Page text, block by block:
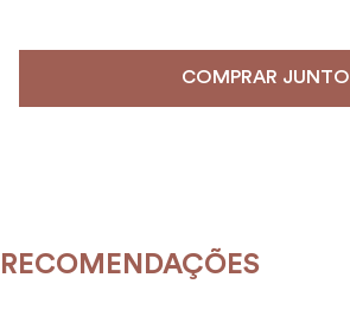
COMPRAR JUNTO
RECOMENDAÇÕES